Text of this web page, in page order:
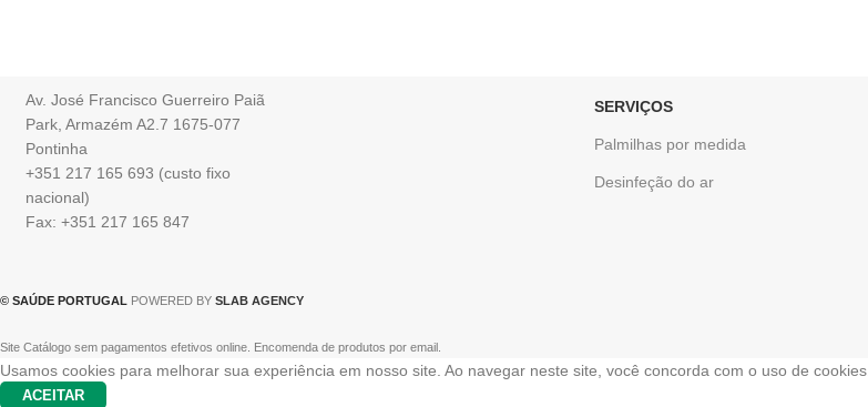
Av. José Francisco Guerreiro Paiã
Park, Armazém A2.7 1675-077
Pontinha
+351 217 165 693 (custo fixo
nacional)
Fax: +351 217 165 847
SERVIÇOS
Palmilhas por medida
Desinfeção do ar
© SAÚDE PORTUGAL POWERED BY SLAB AGENCY
Site Catálogo sem pagamentos efetivos online. Encomenda de produtos por email.
Usamos cookies para melhorar sua experiência em nosso site. Ao navegar neste site, você concorda com o uso de cookies.
ACEITAR